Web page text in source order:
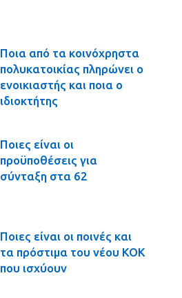
Ποια από τα κοινόχρηστα
πολυκατοικίας πληρώνει ο
ενοικιαστής και ποια ο
ιδιοκτήτης
Ποιες είναι οι
προϋποθέσεις για
σύνταξη στα 62
Ποιες είναι οι ποινές και
τα πρόστιμα του νέου ΚΟΚ
που ισχύουν